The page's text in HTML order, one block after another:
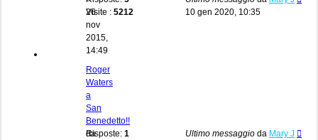
26
nov
2015,
14:49
Visite : 5212
10 gen 2020, 10:35
Roger
Waters
a
San
Benedetto!!
da
Risposte: 1
Ultimo messaggio da Mary J